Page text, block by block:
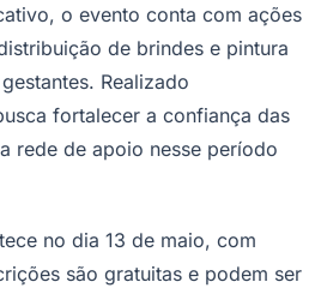
o evento conta com ações
de brindes e pintura
Realizado
fortalecer a confiança das
rede de apoio nesse período
no dia 13 de maio, com
são gratuitas e podem ser